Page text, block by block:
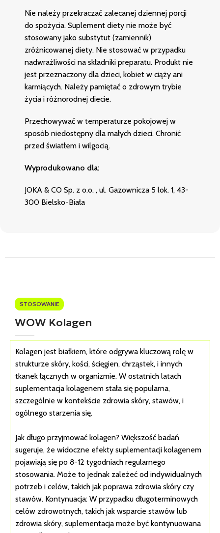
Nie należy przekraczać zalecanej dziennej porcji
do spożycia. Suplement diety nie może być
stosowany jako substytut (zamiennik)
zróżnicowanej diety. Nie stosować w przypadku
nadwrażliwości na składniki preparatu. Produkt nie
jest przeznaczony dla dzieci, kobiet w ciąży ani
karmiących. Należy pamiętać o zdrowym trybie
życia i różnorodnej diecie.
Przechowywać w temperaturze pokojowej w
sposób niedostępny dla małych dzieci. Chronić
przed światłem i wilgocią.
Wyprodukowano dla:
JOKA & CO Sp. z o.o. , ul. Gazownicza 5 lok. 1, 43-
300 Bielsko-Biała
STOSOWANIE
WOW Kolagen
Kolagen jest białkiem, które odgrywa kluczową rolę w
strukturze skóry, kości, ścięgien, chrząstek, i innych
tkanek łącznych w organizmie. W ostatnich latach
suplementacja kolagenem stała się popularna,
szczególnie w kontekście zdrowia skóry, stawów, i
ogólnego starzenia się.
Jak długo przyjmować kolagen? Większość badań
sugeruje, że widoczne efekty suplementacji kolagenem
pojawiają się po 8-12 tygodniach regularnego
stosowania. Może to jednak zależeć od indywidualnych
potrzeb i celów, takich jak poprawa zdrowia skóry czy
stawów. Kontynuacja: W przypadku długoterminowych
celów zdrowotnych, takich jak wsparcie stawów lub
zdrowia skóry, suplementacja może być kontynuowana